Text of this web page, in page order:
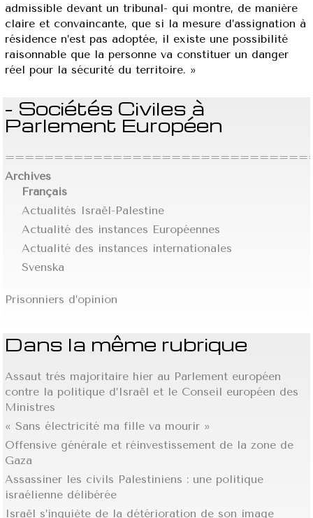
admissible devant un tribunal- qui montre, de manière
claire et convaincante, que si la mesure d’assignation à
résidence n’est pas adoptée, il existe une possibilité
raisonnable que la personne va constituer un danger
réel pour la sécurité du territoire. »
- Sociétés Civiles à
Parlement Européen
Archives
Français
Actualités Israël-Palestine
Actualité des instances Européennes
Actualité des instances internationales
Svenska
Prisonniers d’opinion
Dans la même rubrique
Assaut trés majoritaire hier au Parlement européen
contre la politique d’Israël et le Conseil européen des
Ministres
« Sans électricité ma fille va mourir »
Offensive générale et réinvestissement de la zone de
Gaza
Assassiner les civils Palestiniens : une politique
israélienne délibérée
Israël s’inquiète de la détérioration de son image